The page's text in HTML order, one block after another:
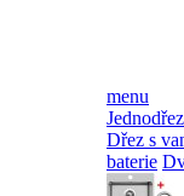
menu
Dřez s
baterie